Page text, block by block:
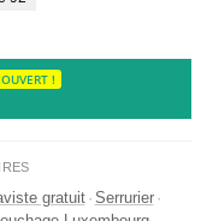
OUVERT !
gratuit · Serrurier ·